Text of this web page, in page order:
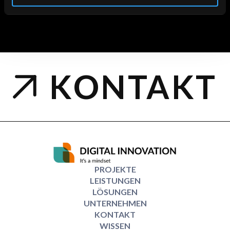
KONTAKT
PROJEKTE
LEISTUNGEN
LÖSUNGEN
UNTERNEHMEN
KONTAKT
WISSEN